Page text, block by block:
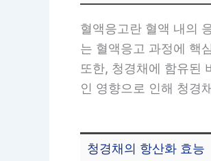
혈액응고란 혈액 내의
는 혈액응고 과정에 핵
또한, 청경채에 함유된
인 영향으로 인해 청경
청경채의 항산화 효능